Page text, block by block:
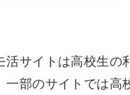
活サイトは高校生の
一部のサイトでは高